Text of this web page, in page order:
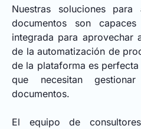
Nuestras soluciones
documentos son
integrada para aprovechar
de la automatización de
de la plataforma es
que necesitan
documentos.
El equipo de